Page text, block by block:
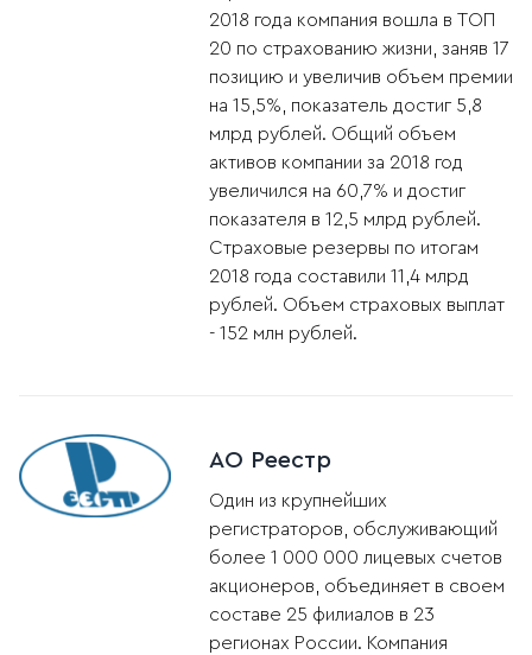
2018 года компания вошла в ТОП
20 по страхованию жизни, заняв 17
позицию и увеличив объем премии
на 15,5%, показатель достиг 5,8
млрд рублей. Общий объем
активов компании за 2018 год
увеличился на 60,7% и достиг
показателя в 12,5 млрд рублей.
Страховые резервы по итогам
2018 года составили 11,4 млрд
рублей. Объем страховых выплат
- 152 млн рублей.
АО Реестр
Один из крупнейших
регистраторов, обслуживающий
более 1 000 000 лицевых счетов
акционеров, объединяет в своем
составе 25 филиалов в 23
регионах России. Компания